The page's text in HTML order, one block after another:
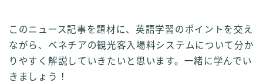
このニュース記事を題材に、英語学習のポイントを交え
ながら、ベネチアの観光客入場料システムについて分か
りやすく解説していきたいと思います。一緒に学んでい
きましょう！